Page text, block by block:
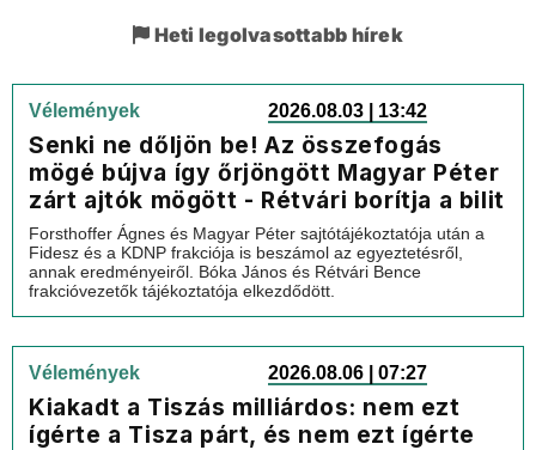
Heti legolvasottabb hírek
Vélemények 2026.08.03 | 13:42
Senki ne dőljön be! Az összefogás
mögé bújva így őrjöngött Magyar Péter
zárt ajtók mögött - Rétvári borítja a bilit
Forsthoffer Ágnes és Magyar Péter sajtótájékoztatója után a
Fidesz és a KDNP frakciója is beszámol az egyeztetésről,
annak eredményeiről. Bóka János és Rétvári Bence
frakcióvezetők tájékoztatója elkezdődött.
Vélemények 2026.08.06 | 07:27
Kiakadt a Tiszás milliárdos: nem ezt
ígérte a Tisza párt, és nem ezt ígérte